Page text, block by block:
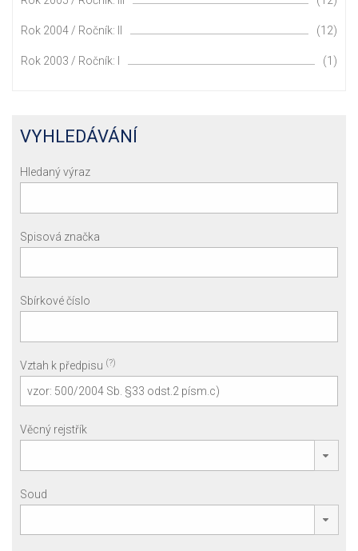
Rok 2004 / Ročník: II (12)
Rok 2003 / Ročník: I (1)
VYHLEDÁVÁNÍ
Hledaný výraz
Spisová značka
Sbírkové číslo
Vztah k předpisu (?)
Věcný rejstřík
Soud